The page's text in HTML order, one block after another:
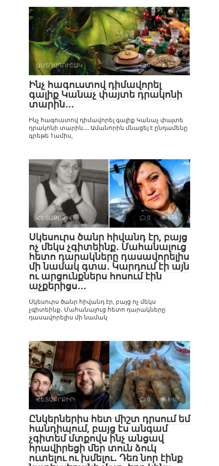
ԱՍՏՂԱԳՈՒՇԱԿ 0 571
Ինչ հագուստով դիմավորել
գալիք Կանաչ փայտե դրակոնի
տարին․․․
Ինչ հագուստով դիմավորել գալիք Կանաչ փայտե
դրակոնի տարին․․․ Ամանորին մնացել է ընդամենը
գրեթե 1ամիս,
ՀԵՏԱՔՐՔԻՐ 0 658
Սկեսուրս ծանր հիվանդ էր, բայց
ոչ մեկս չգիտեինք․ Մահանալուց
հետո դարակները դասավորելիս
մի նամակ գտա․ Կարդում էի այն
ու արցունքներս հոսում էին
աչքերիցս․․․
Սկեսուրս ծանր հիվանդ էր, բայց ոչ մեկս
չգիտեինք․ Մահանալուց հետո դարակները
դասավորելիս մի նամակ
ՀԵՏԱՔՐՔԻՐ 0 690
Ընկերներիս հետ միշտ դրսում եմ
հանդիպում, բայց էս անգամ
չգիտեմ մտքովս ինչ անցավ
հրավիրեցի մեր տուն ձուկ
ուտելու ու խմելու․ Դեռ նոր էինք